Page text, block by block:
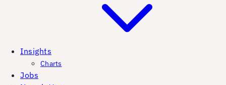
Insights
Charts
Jobs